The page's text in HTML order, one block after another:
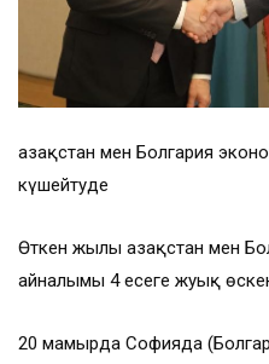
Қазақстан мен Болгария
күшейтуде
Өткен жылы Қазақстан мен
айналымы 4 есеге жуық
20 мамырда Софияда